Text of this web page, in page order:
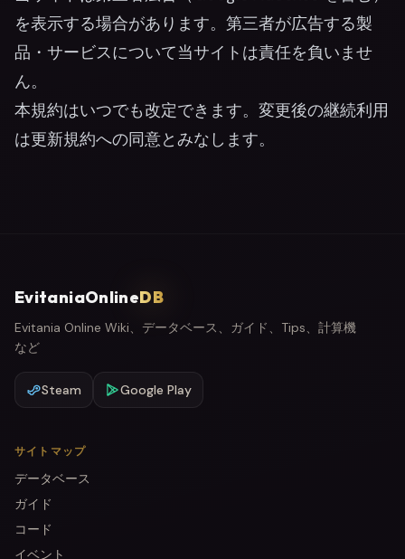
を表示する場合があります。第三者が広告する製
品・サービスについて当サイトは責任を負いませ
ん。
本規約はいつでも改定できます。変更後の継続利用
は更新規約への同意とみなします。
EvitaniaOnlineDB
Evitania Online Wiki、データベース、ガイド、Tips、計算機
など
Steam Google Play
サイトマップ
データベース
ガイド
コード
イベント